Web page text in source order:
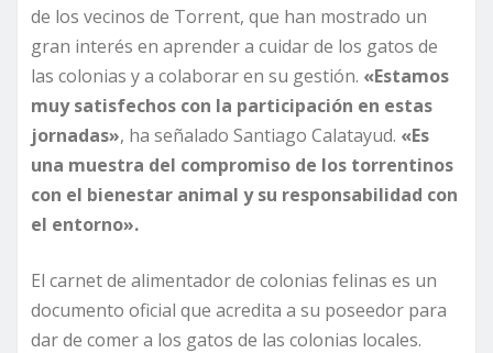
de los vecinos de Torrent, que han mostrado un
gran interés en aprender a cuidar de los gatos de
las colonias y a colaborar en su gestión. «Estamos
muy satisfechos con la participación en estas
jornadas», ha señalado Santiago Calatayud. «Es
una muestra del compromiso de los torrentinos
con el bienestar animal y su responsabilidad con
el entorno».
El carnet de alimentador de colonias felinas es un
documento oficial que acredita a su poseedor para
dar de comer a los gatos de las colonias locales.